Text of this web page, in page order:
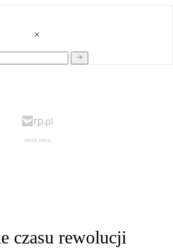
czasu rewolucji